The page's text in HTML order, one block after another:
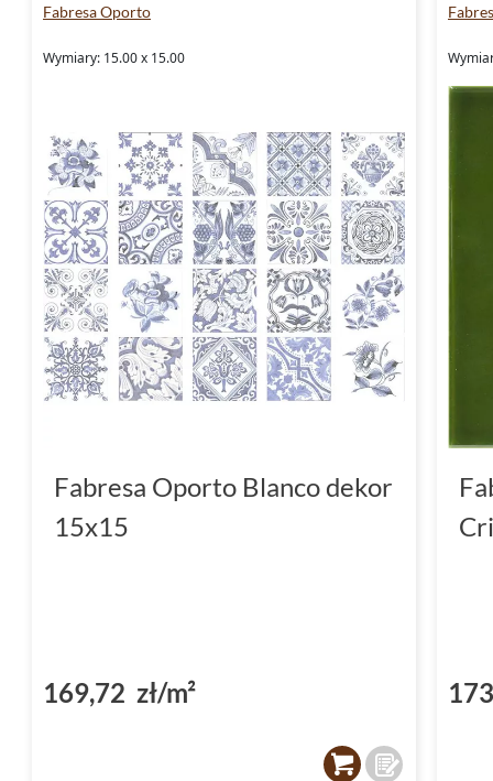
Fabresa Oporto
Wymiary: 15.00 x 15.00
Fabresa Oporto Blanco dekor
15x15
169,72 zł/m²